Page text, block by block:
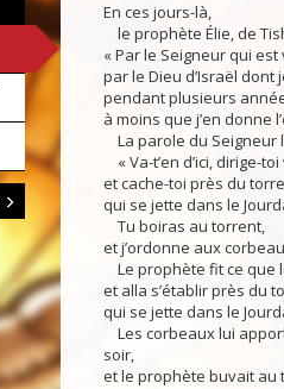
En ces jours-là,
le prophète Élie, de
« Par le Seigneur qui est
par le Dieu d’Israël dont
pendant plusieurs
à moins que j’en donne
La parole du Seigneur
« Va-t’en d’ici, dirige-toi
et cache-toi près du
qui se jette dans le
Tu boiras au torrent,
et j’ordonne aux
Le prophète fit ce que
et alla s’établir près du
qui se jette dans le
Les corbeaux lui
soir,
et le prophète buvait au